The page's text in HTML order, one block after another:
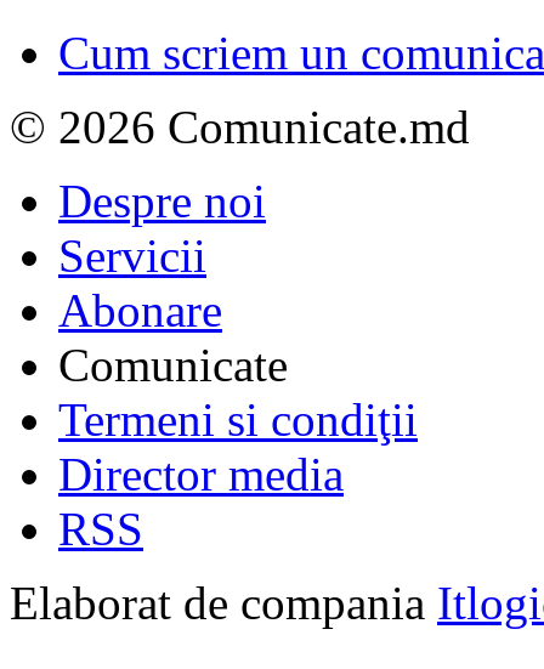
Cum scriem un
© 2026 Comunicate.md
Despre noi
Servicii
Abonare
Comunicate
Termeni si condiţii
Director media
RSS
Elaborat de compania